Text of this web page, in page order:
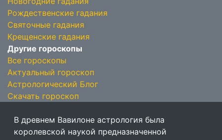
Рождественские гадания
Святочные гадания
Крещенские гадания
Другие гороскопы
Все гороскопы
Актуальный гороскоп
Астрологический Блог
Скачать гороскоп
В древнем Вавилоне астрология была
королевской наукой предназначенной